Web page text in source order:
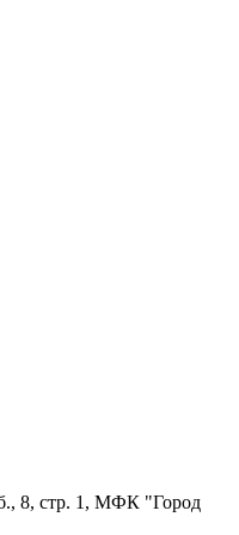
8, стр. 1, МФК "Город